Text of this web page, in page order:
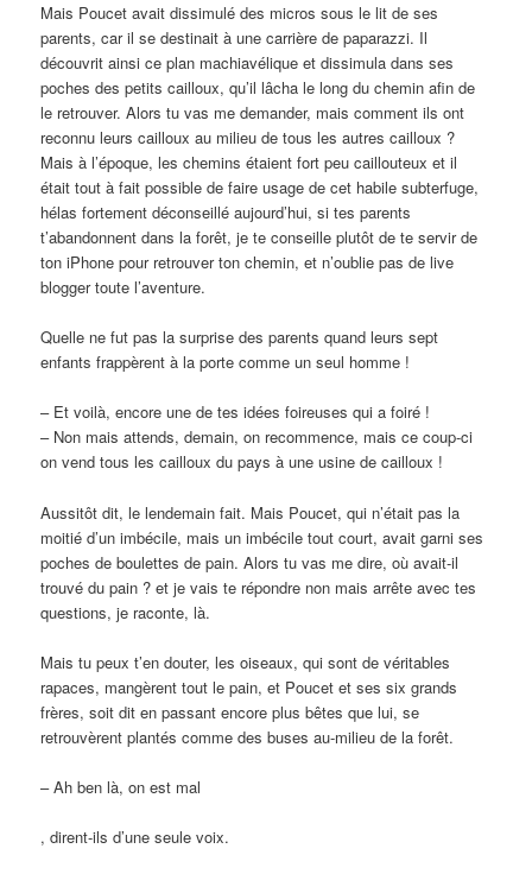
Mais Poucet avait dissimulé des micros sous le lit de ses
parents, car il se destinait à une carrière de paparazzi. Il
découvrit ainsi ce plan machiavélique et dissimula dans ses
poches des petits cailloux, qu’il lâcha le long du chemin afin de
le retrouver. Alors tu vas me demander, mais comment ils ont
reconnu leurs cailloux au milieu de tous les autres cailloux ?
Mais à l’époque, les chemins étaient fort peu caillouteux et il
était tout à fait possible de faire usage de cet habile subterfuge,
hélas fortement déconseillé aujourd’hui, si tes parents
t’abandonnent dans la forêt, je te conseille plutôt de te servir de
ton iPhone pour retrouver ton chemin, et n’oublie pas de live
blogger toute l’aventure.
Quelle ne fut pas la surprise des parents quand leurs sept
enfants frappèrent à la porte comme un seul homme !
– Et voilà, encore une de tes idées foireuses qui a foiré !
– Non mais attends, demain, on recommence, mais ce coup-ci
on vend tous les cailloux du pays à une usine de cailloux !
Aussitôt dit, le lendemain fait. Mais Poucet, qui n’était pas la
moitié d’un imbécile, mais un imbécile tout court, avait garni ses
poches de boulettes de pain. Alors tu vas me dire, où avait-il
trouvé du pain ? et je vais te répondre non mais arrête avec tes
questions, je raconte, là.
Mais tu peux t’en douter, les oiseaux, qui sont de véritables
rapaces, mangèrent tout le pain, et Poucet et ses six grands
frères, soit dit en passant encore plus bêtes que lui, se
retrouvèrent plantés comme des buses au-milieu de la forêt.
– Ah ben là, on est mal
, dirent-ils d’une seule voix.